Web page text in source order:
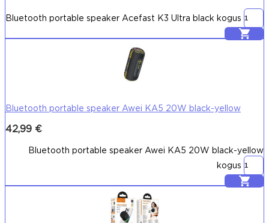
Bluetooth portable speaker Acefast K3 Ultra black kogus
Lisa korvi
Bluetooth portable speaker Awei KA5 20W black-yellow
42,99 €
Bluetooth portable speaker Awei KA5 20W black-yellow
kogus
Lisa korvi